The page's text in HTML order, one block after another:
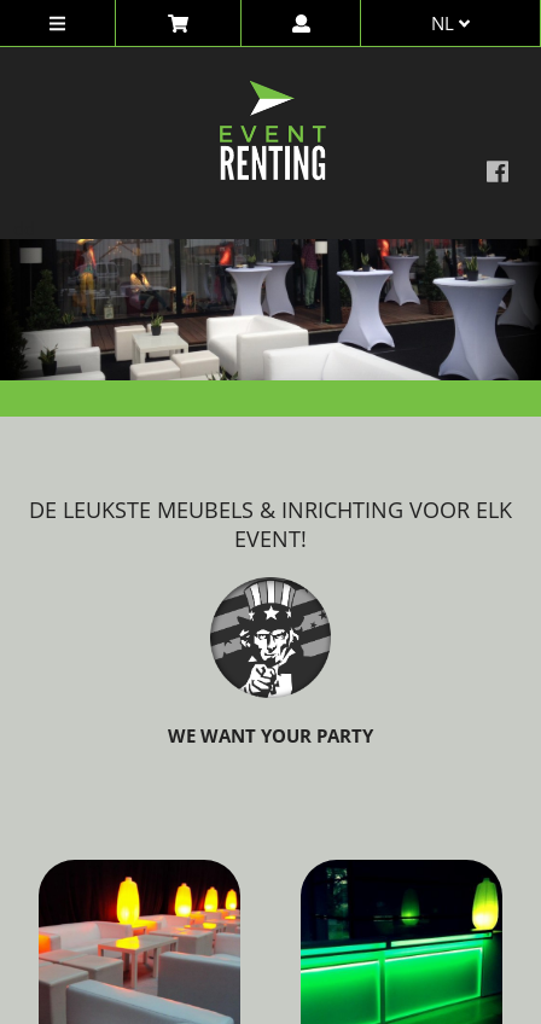
NL
DE LEUKSTE MEUBELS & INRICHTING VOOR ELK
EVENT!
WE WANT YOUR PARTY